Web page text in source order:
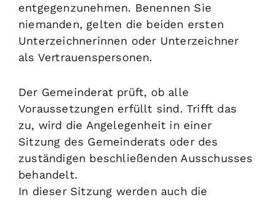
entgegenzunehmen. Benennen Sie
niemanden, gelten die beiden ersten
Unterzeichnerinnen oder Unterzeichner
als Vertrauenspersonen.
Der Gemeinderat prüft, ob alle
Voraussetzungen erfüllt sind. Trifft das
zu, wird die Angelegenheit in einer
Sitzung des Gemeinderats oder des
zuständigen beschließenden Ausschusses
behandelt.
In dieser Sitzung werden auch die